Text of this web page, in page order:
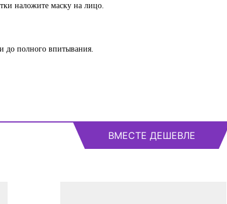
наложите маску на лицо.
до полного впитывания.
ВМЕСТЕ ДЕШЕВЛЕ